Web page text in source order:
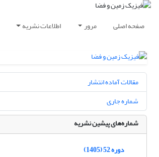
صفحه اصلی مرور اطلاعات نشریه
مقالات آماده انتشار
شماره جاری
شماره‌های پیشین نشریه
دوره 52 (1405)